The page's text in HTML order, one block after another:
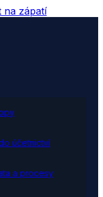
na zápatí
účetnictví
a procesy